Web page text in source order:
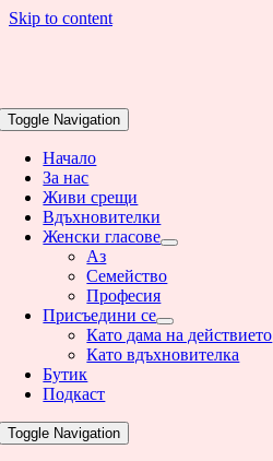
Skip to content
Toggle Navigation
Начало
За нас
Живи срещи
Вдъхновителки
Женски гласове
Аз
Семейство
Професия
Присъедини се
Като дама на действието
Като вдъхновителка
Бутик
Подкаст
Toggle Navigation